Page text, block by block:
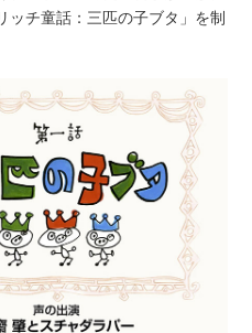
チ童話：三匹の子ブタ」を制